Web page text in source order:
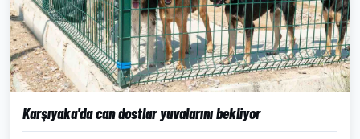
Karşıyaka'da can dostlar yuvalarını bekliyor